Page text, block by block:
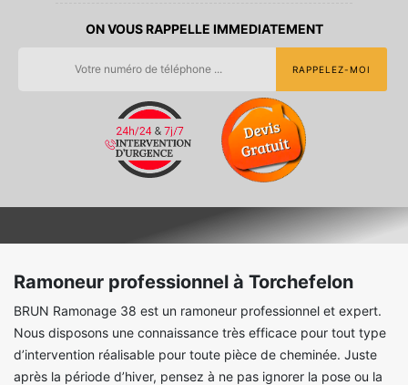
ON VOUS RAPPELLE IMMEDIATEMENT
Ramoneur professionnel à Torchefelon
BRUN Ramonage 38 est un ramoneur professionnel et expert.
Nous disposons une connaissance très efficace pour tout type
d’intervention réalisable pour toute pièce de cheminée. Juste
après la période d’hiver, pensez à ne pas ignorer la pose ou la